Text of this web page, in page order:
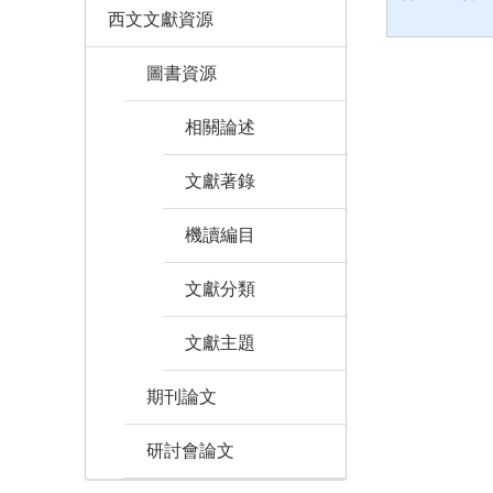
西文文獻資源
圖書資源
相關論述
文獻著錄
機讀編目
文獻分類
文獻主題
期刊論文
研討會論文